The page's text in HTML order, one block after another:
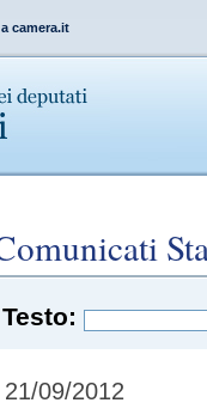
a camera.it
Testo:
21/09/2012